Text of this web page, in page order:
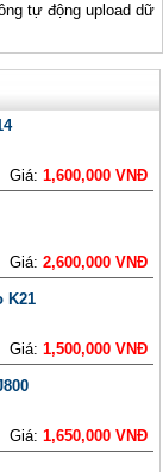
tự động upload dữ
Giá:1,600,000 VNĐ
Giá:2,600,000 VNĐ
K21
Giá:1,500,000 VNĐ
Giá:1,650,000 VNĐ